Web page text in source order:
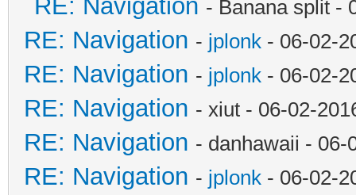
RE: Navigation - Banana split -
RE: Navigation - jplonk - 06-02-
RE: Navigation - jplonk - 06-02-
RE: Navigation - xiut - 06-02-
RE: Navigation - danhawaii - 06-
RE: Navigation - jplonk - 06-02-